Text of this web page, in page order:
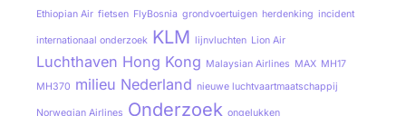
Ethiopian Air fietsen FlyBosnia grondvoertuigen herdenking incident
internationaal onderzoek KLM lijnvluchten Lion Air
Luchthaven Hong Kong Malaysian Airlines MAX MH17
MH370 milieu Nederland nieuwe luchtvaartmaatschappij
Norwegian Airlines Onderzoek ongelukken